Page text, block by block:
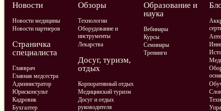
Новости
Новости медицины
Новости партнеров
Обзоры
Технологии
Оборудование и
инструменты
Лекарства
Образование и
наука
Вебинары
Курсы
Семинары
Тренинги
Страничка
специалиста
Главврач
Главная медсестра
Администратор
Юрисконсульт
Кадровик
Бухгалтер
Досуг, туризм,
отдых
Корпоративный отдых
Медицинский туризм
Досуг и отдых
руководителя